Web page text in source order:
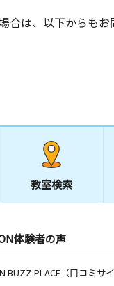
は、以下からもお
教室検索
体験者の声
BUZZ PLACE（口コミサイ